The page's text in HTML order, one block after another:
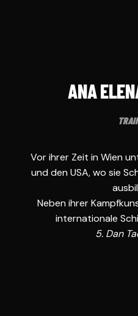
ANA
Vor ihrer Zeit in Wien
und den USA, wo sie
Neben ihrer
internationale
5. Dan